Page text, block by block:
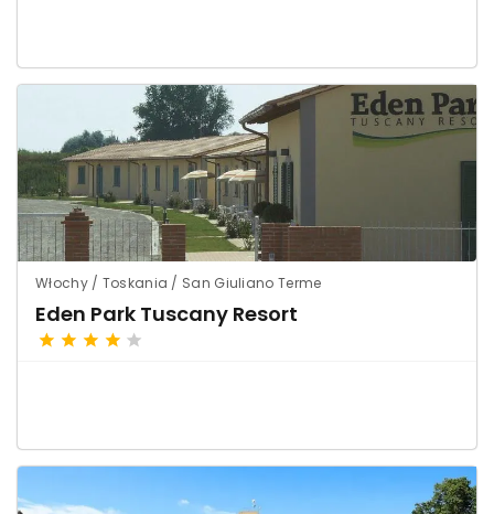
Włochy / Toskania / San Giuliano Terme
Eden Park Tuscany Resort